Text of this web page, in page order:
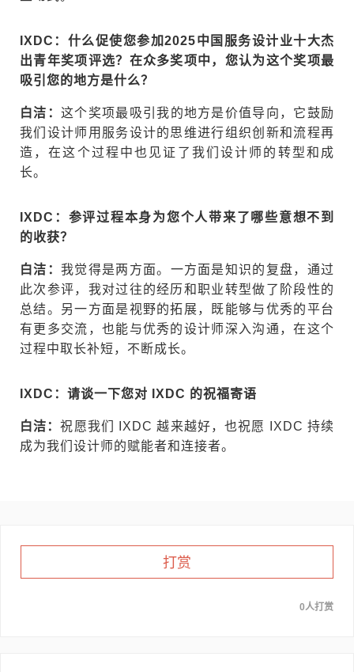
IXDC：什么促使您参加2025中国服务设计业十大杰
出青年奖项评选？在众多奖项中，您认为这个奖项最
吸引您的地方是什么？
白洁： 这个奖项最吸引我的地方是价值导向，它鼓励
我们设计师用服务设计的思维进行组织创新和流程再
造，在这个过程中也见证了我们设计师的转型和成
长。
IXDC：参评过程本身为您个人带来了哪些意想不到
的收获？
白洁： 我觉得是两方面。一方面是知识的复盘，通过
此次参评，我对过往的经历和职业转型做了阶段性的
总结。另一方面是视野的拓展，既能够与优秀的平台
有更多交流，也能与优秀的设计师深入沟通，在这个
过程中取长补短，不断成长。
IXDC：请谈一下您对 IXDC 的祝福寄语
白洁：祝愿我们 IXDC 越来越好，也祝愿 IXDC 持续
成为我们设计师的赋能者和连接者。
打赏
0人打赏